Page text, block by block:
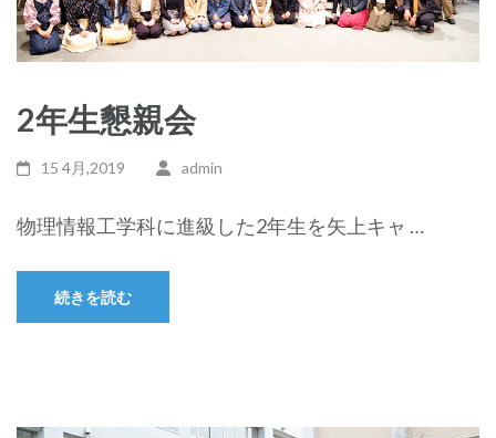
2年生懇親会
15 4月,2019 admin
物理情報工学科に進級した2年生を矢上キャ …
続きを読む